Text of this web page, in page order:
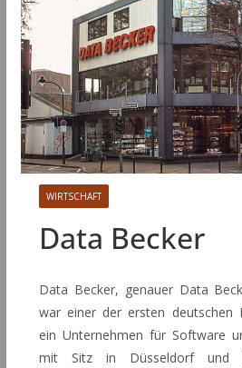
WIRTSCHAFT
Data Becker
Data Becker, genauer Data
war einer der ersten deutschen
ein Unternehmen für Software
mit Sitz in Düsseldorf und